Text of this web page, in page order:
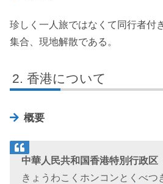
珍しく一人旅ではなくて同行者付
集合、現地解散である。
香港について
概要
中華人民共和国香港特別行政区
きょうわこくホンコンとくべつ